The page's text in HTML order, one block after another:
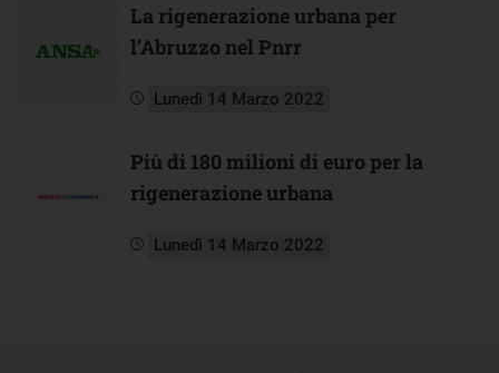
La rigenerazione urbana per
l’Abruzzo nel Pnrr
Lunedì 14 Marzo 2022
Più di 180 milioni di euro per la
rigenerazione urbana
Lunedì 14 Marzo 2022